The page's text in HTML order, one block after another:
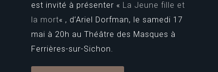
est invité à présenter « La Jeune fille et
la mort« , d’Ariel Dorfman, le samedi 17
mai à 20h au Théâtre des Masques à
Ferrières-sur-Sichon.